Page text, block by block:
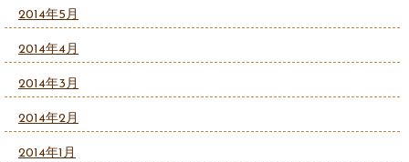
2014年5月
2014年4月
2014年3月
2014年2月
2014年1月